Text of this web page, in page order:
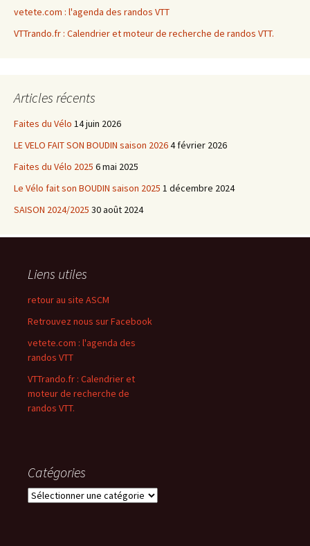
vetete.com : l'agenda des randos VTT
VTTrando.fr : Calendrier et moteur de recherche de randos VTT.
Articles récents
Faites du Vélo 14 juin 2026
LE VELO FAIT SON BOUDIN saison 20264 février 2026
Faites du Vélo 2025 6 mai 2025
Le Vélo fait son BOUDIN saison 2025 1 décembre 2024
SAISON 2024/2025 30 août 2024
Liens utiles
retour au site ASCM
Retrouvez nous sur Facebook
vetete.com : l'agenda des
randos VTT
VTTrando.fr : Calendrier et
moteur de recherche de
randos VTT.
Catégories
Catégories